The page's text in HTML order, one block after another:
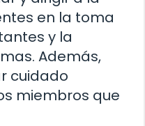
en la toma
y la
Además,
cuidado
miembros que